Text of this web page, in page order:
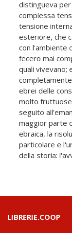
distingueva
complessa
tensione
esteriore, che
con l'ambiente
fecero mai
quali vivevano;
ebrei delle
molto
seguito
maggior parte
ebraica, la
particolare e
della storia:
LIBRERIE.COOP